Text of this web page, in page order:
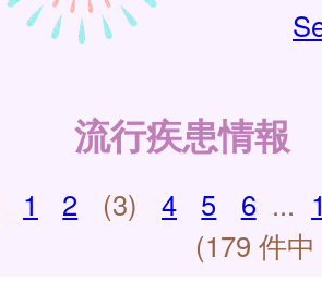
流行疾患情報
1 2 (3) 4 5 6 ...
(179 件